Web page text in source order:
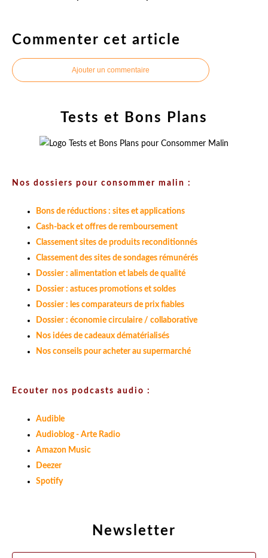
Commenter cet article
Ajouter un commentaire
Newsletter
Tests et Bons Plans
Nos dossiers pour consommer malin :
Bons de réductions : sites et applications
Cash-back et offres de remboursement
Classement sites de produits reconditionnés
Classement des sites de sondages rémunérés
Dossier : alimentation et labels de qualité
Dossier : astuces promotions et soldes
Dossier : les comparateurs de prix fiables
Dossier : économie circulaire / collaborative
Nos idées de cadeaux dématérialisés
Nos conseils pour acheter au supermarché
Ecouter nos podcasts audio :
Audible
Audioblog - Arte Radio
Amazon Music
Deezer
Spotify